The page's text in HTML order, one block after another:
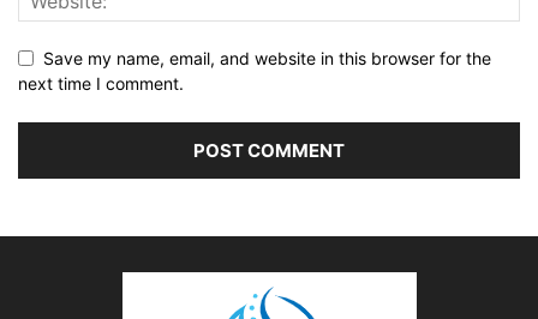
Save my name, email, and website in this browser for the
next time I comment.